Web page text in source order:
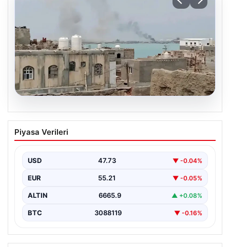
09.08.2026
Yemen’de Artan Gerilim: Husiler Liman
ve Sığınak Bölgelerine Savaş Açtı
şiddetlenmeye devam ediyor. İran destekli Husiler,
ülkenin stratejik…
Piyasa Verileri
USD 47.73 ▼ -0.04%
EUR 55.21 ▼ -0.05%
ALTIN 6665.9 ▲ +0.08%
BTC 3088119 ▼ -0.16%